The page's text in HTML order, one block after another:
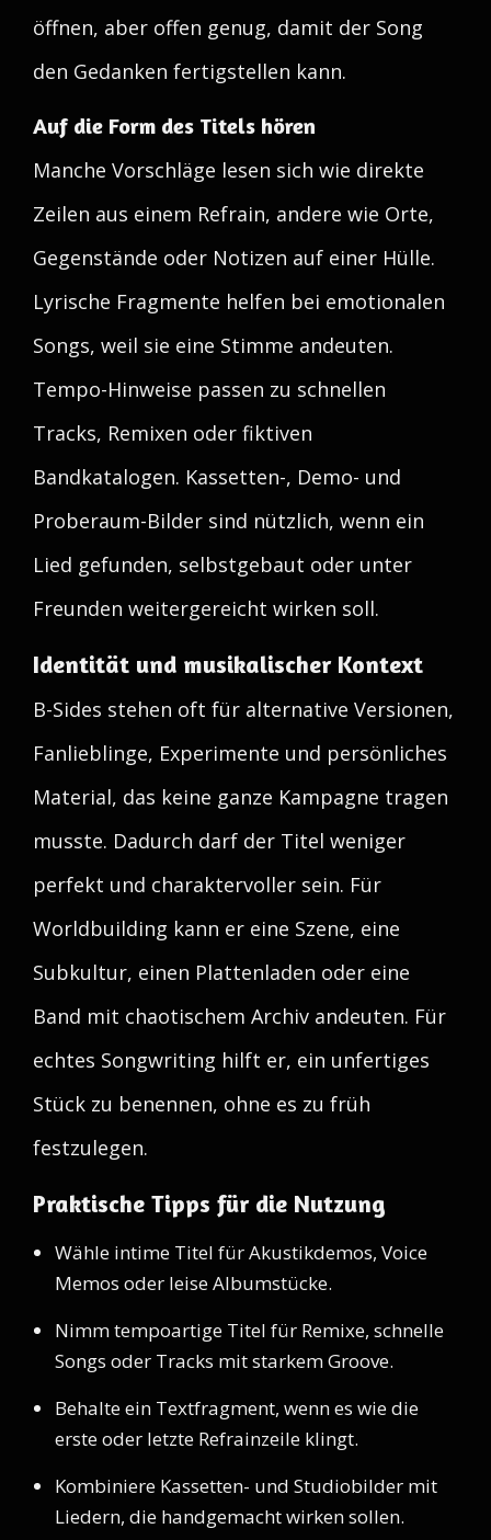
öffnen, aber offen genug, damit der Song
den Gedanken fertigstellen kann.
Auf die Form des Titels hören
Manche Vorschläge lesen sich wie direkte
Zeilen aus einem Refrain, andere wie Orte,
Gegenstände oder Notizen auf einer Hülle.
Lyrische Fragmente helfen bei emotionalen
Songs, weil sie eine Stimme andeuten.
Tempo-Hinweise passen zu schnellen
Tracks, Remixen oder fiktiven
Bandkatalogen. Kassetten-, Demo- und
Proberaum-Bilder sind nützlich, wenn ein
Lied gefunden, selbstgebaut oder unter
Freunden weitergereicht wirken soll.
Identität und musikalischer Kontext
B-Sides stehen oft für alternative Versionen,
Fanlieblinge, Experimente und persönliches
Material, das keine ganze Kampagne tragen
musste. Dadurch darf der Titel weniger
perfekt und charaktervoller sein. Für
Worldbuilding kann er eine Szene, eine
Subkultur, einen Plattenladen oder eine
Band mit chaotischem Archiv andeuten. Für
echtes Songwriting hilft er, ein unfertiges
Stück zu benennen, ohne es zu früh
festzulegen.
Praktische Tipps für die Nutzung
Wähle intime Titel für Akustikdemos, Voice
Memos oder leise Albumstücke.
Nimm tempoartige Titel für Remixe, schnelle
Songs oder Tracks mit starkem Groove.
Behalte ein Textfragment, wenn es wie die
erste oder letzte Refrainzeile klingt.
Kombiniere Kassetten- und Studiobilder mit
Liedern, die handgemacht wirken sollen.